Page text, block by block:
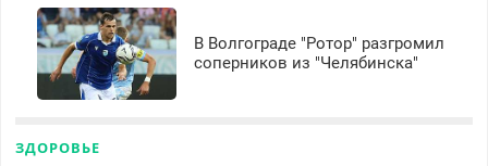
Набережная День Победы
80-летие Победы Парк Героев-летчиков
В Волгограде "Ротор" разгромил
соперников из "Челябинска"
ЗДОРОВЬЕ